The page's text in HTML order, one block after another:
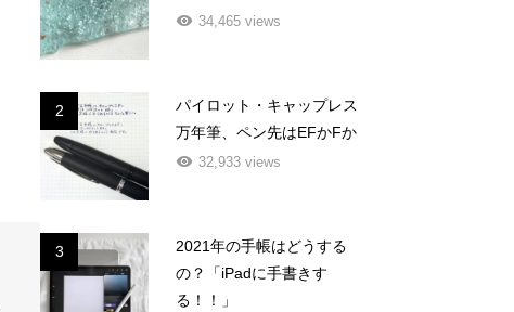
34,465 views
2
パイロット・キャップレス
万年筆、ペン先はEFかFか
32,933 views
3
2021年の手帳はどうする
の？「iPadに手書きす
る！！」